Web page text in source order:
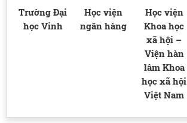
Trường Đại
học Vinh
Học viện
ngân hàng
Học viện
Khoa học
xã hội –
Viện hàn
lâm Khoa
học xã hội
Việt Nam